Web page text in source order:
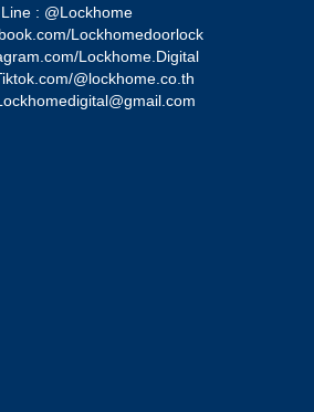
Line : @Lockhome
Lockhomedoorlock
Lockhome.Digital
@lockhome.co.th